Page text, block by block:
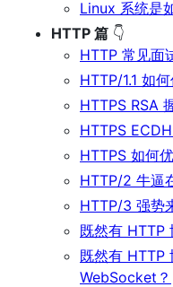
Linux 系统是
HTTP 篇 👇
HTTP 常见面
HTTP/1.1 如何
HTTPS RSA
HTTPS
HTTPS 如何
HTTP/2 牛逼
HTTP/3 强势
既然有 HTTP
既然有 HTTP
WebSocket？